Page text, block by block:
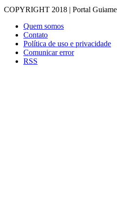
COPYRIGHT 2018 | Portal Guiame
Quem somos
Contato
Política de uso e privacidade
Comunicar error
RSS